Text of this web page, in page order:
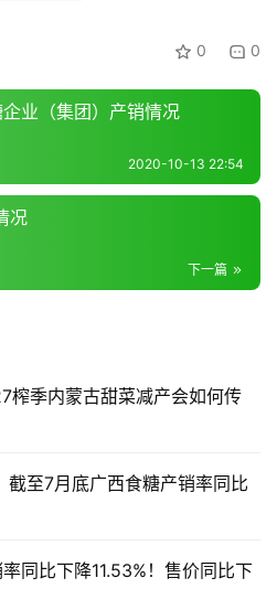
0 0
业（集团）产销情况
2020-10-13 22:54
况
下一篇
季内蒙古甜菜减产会如何传
至7月底广西食糖产销率同比
同比下降11.53%！售价同比下